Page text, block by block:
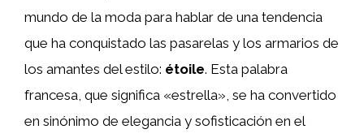
mundo de la moda para hablar de una tendencia
que ha conquistado las pasarelas y los armarios de
los amantes del estilo: étoile. Esta palabra
francesa, que significa «estrella», se ha convertido
en sinónimo de elegancia y sofisticación en el